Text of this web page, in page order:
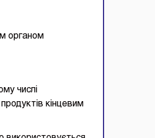
органом
числі
кінцевим